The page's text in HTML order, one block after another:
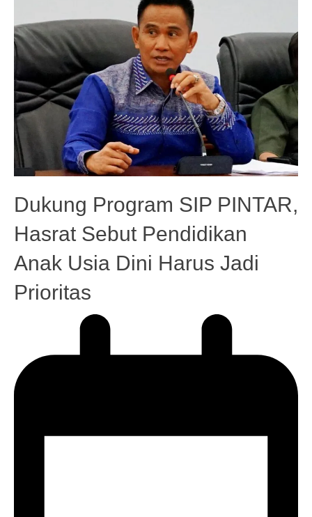
Dukung Program SIP PINTAR,
Hasrat Sebut Pendidikan
Anak Usia Dini Harus Jadi
Prioritas